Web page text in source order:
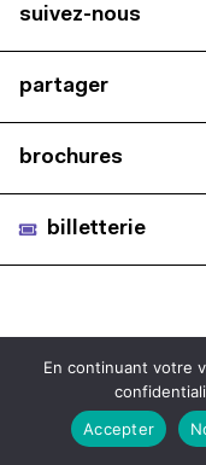
suivez-nous
partager
brochures
billetterie
En continuant votre
Accepter